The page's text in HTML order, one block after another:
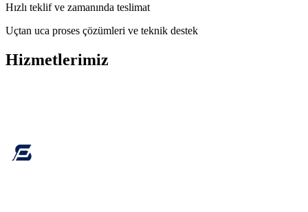
Hızlı teklif ve zamanında teslimat
Uçtan uca proses çözümleri ve teknik destek
Hizmetlerimiz